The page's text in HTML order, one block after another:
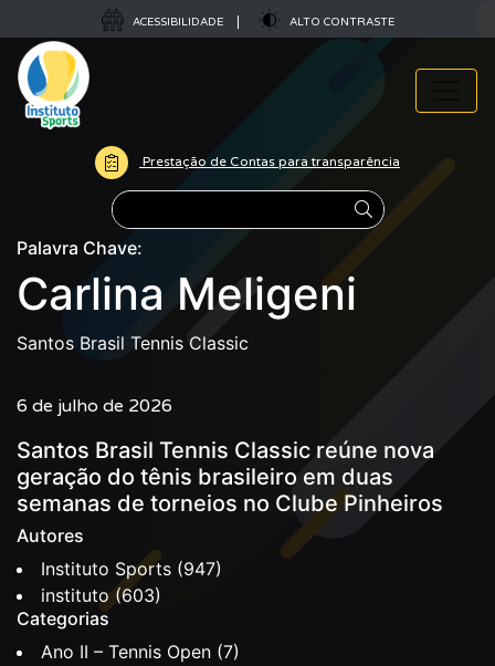
ACESSIBILIDADE ALTO CONTRASTE
Prestação de Contas para transparência
Pesquisar
Palavra Chave:
Carlina Meligeni
Santos Brasil Tennis Classic
6 de julho de 2026
Santos Brasil Tennis Classic reúne nova
geração do tênis brasileiro em duas
semanas de torneios no Clube Pinheiros
Autores
Instituto Sports (947)
instituto (603)
Categorias
Ano II – Tennis Open (7)